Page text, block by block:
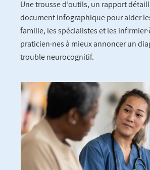
Une trousse d’outils, un rapport
document infographique pour aider
famille, les spécialistes et les
praticien·nes à mieux annoncer un
trouble neurocognitif.